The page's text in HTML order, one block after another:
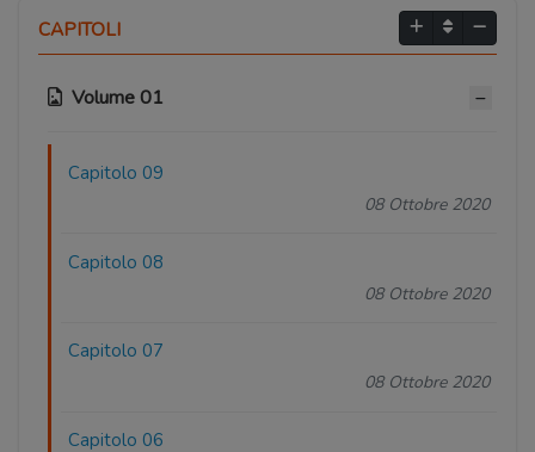
CAPITOLI
Volume 01
Capitolo 09
08 Ottobre 2020
Capitolo 08
08 Ottobre 2020
Capitolo 07
08 Ottobre 2020
Capitolo 06